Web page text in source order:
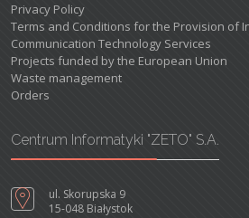
Privacy Policy
Terms and Conditions for the Provision of
Communication Technology Services
Projects funded by the European Union
Waste management
Orders
Centrum Informatyki "ZETO" S.A.
ul. Skorupska 9
15-048 Białystok